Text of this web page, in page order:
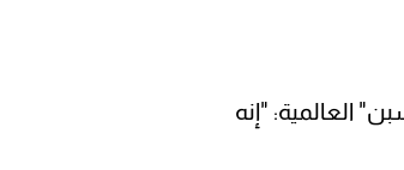
العالمية: "إنه